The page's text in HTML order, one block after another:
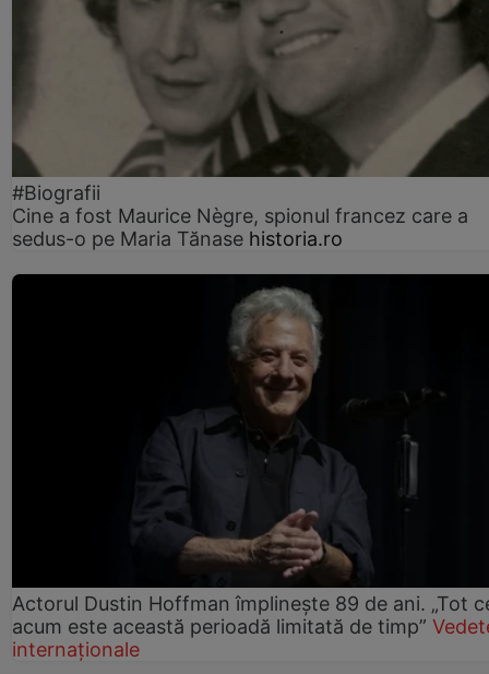
#Biografii
Cine a fost Maurice Nègre, spionul francez care a
sedus-o pe Maria Tănase historia.ro
Actorul Dustin Hoffman împlinește 89 de ani. „Tot
acum este această perioadă limitată de timp”
internaționale